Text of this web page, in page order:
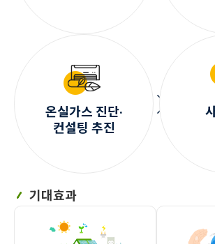
온실가스 진단·
컨설팅 추진
기대효과